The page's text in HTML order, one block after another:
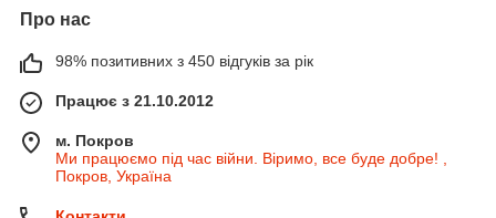
Про нас
98% позитивних з 450 відгуків за рік
Працює з 21.10.2012
м. Покров
Ми працюємо під час війни. Віримо, все буде добре! ,
Покров, Україна